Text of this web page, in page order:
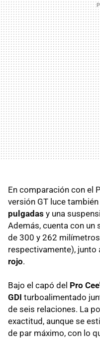
En comparación con el
versión GT luce también
pulgadas y una
Además, cuenta con
de 300 y 262
respectivamente), junto
rojo.
Bajo el capó del Pro
GDI turboalimentado
de seis relaciones. La
exactitud, aunque se
de par máximo, con lo